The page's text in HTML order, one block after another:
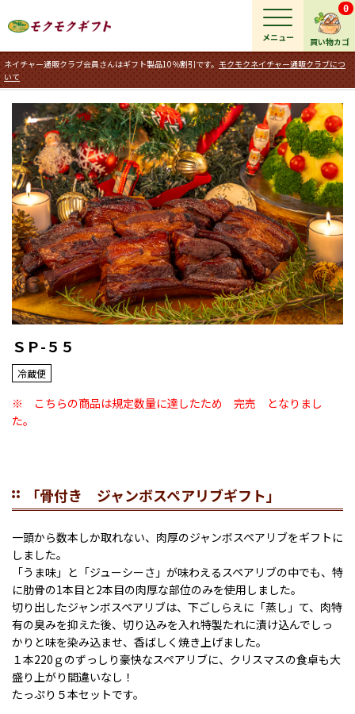
買い物カゴ
0
ネイチャー通販クラブ会員さんはギフト製品10％割引です。 モクモクネイチャー通販クラブにつ
いて
メニュー
ＳＰ-５５
冷蔵便
※ こちらの商品は規定数量に達したため 完売 となりまし
た。
「骨付き ジャンボスペアリブギフト」
一頭から数本しか取れない、肉厚のジャンボスペアリブをギフトに
しました。
「うま味」と「ジューシーさ」が味わえるスペアリブの中でも、特
に肋骨の1本目と2本目の肉厚な部位のみを使用しました。
切り出したジャンボスペアリブは、下ごしらえに「蒸し」て、肉特
有の臭みを抑えた後、切り込みを入れ特製たれに漬け込んでしっ
かりと味を染み込ませ、香ばしく焼き上げました。
１本220ｇのずっしり豪快なスペアリブに、クリスマスの食卓も大
盛り上がり間違いなし！
たっぷり５本セットです。